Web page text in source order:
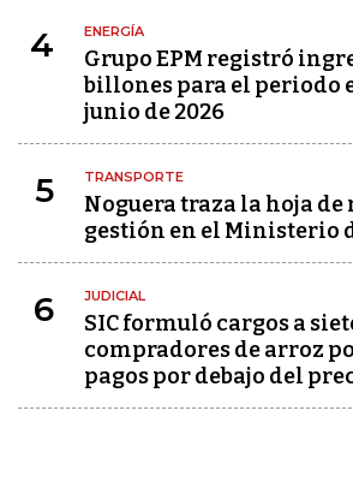
4 ENERGÍA
Grupo EPM registró
billones para el periodo
junio de 2026
5 TRANSPORTE
Noguera traza la hoja de
gestión en el Ministerio
6 JUDICIAL
SIC formuló cargos a
compradores de arroz
pagos por debajo del